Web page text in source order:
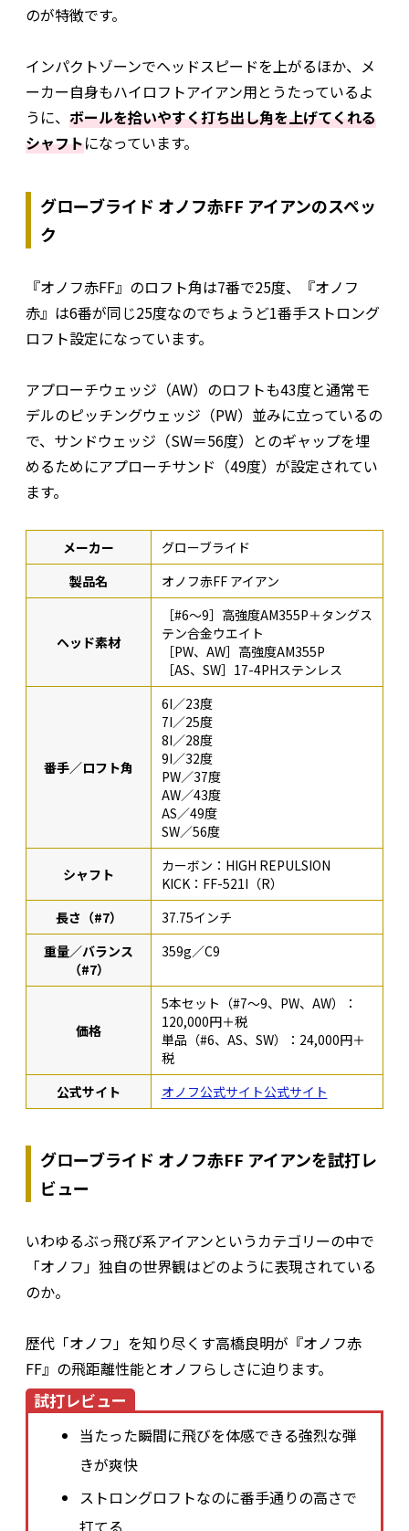
のが特徴です。
インパクトゾーンでヘッドスピードを上がるほか、メ
ーカー自身もハイロフトアイアン用とうたっているよ
うに、 ボールを拾いやすく打ち出し角を上げてくれる
シャフトになっています。
グローブライド オノフ赤FF アイアンのスペッ
ク
『オノフ赤FF』のロフト角は7番で25度、『オノフ
赤』は6番が同じ25度なのでちょうど1番手ストロング
ロフト設定になっています。
アプローチウェッジ（AW）のロフトも43度と通常モ
デルのピッチングウェッジ（PW）並みに立っているの
で、サンドウェッジ（SW＝56度）とのギャップを埋
めるためにアプローチサンド（49度）が設定されてい
ます。
メーカー
グローブライド
製品名
オノフ赤FF アイアン
ヘッド素材
［#6〜9］高強度AM355P＋タングス
テン合金ウエイト
［PW、AW］高強度AM355P
［AS、SW］17-4PHステンレス
番手／ロフト角
6I／23度
7I／25度
8I／28度
9I／32度
PW／37度
AW／43度
AS／49度
SW／56度
シャフト
カーボン：HIGH REPULSION
KICK：FF-521I（R）
長さ（#7）
37.75インチ
重量／バランス
（#7）
359g／C9
価格
5本セット（#7〜9、PW、AW）：
120,000円＋税
単品（#6、AS、SW）：24,000円＋
税
公式サイト
オノフ公式サイト公式サイト
グローブライド オノフ赤FF アイアンを試打レ
ビュー
いわゆるぶっ飛び系アイアンというカテゴリーの中で
「オノフ」独自の世界観はどのように表現されている
のか。
歴代「オノフ」を知り尽くす高橋良明が『オノフ赤
FF』の飛距離性能とオノフらしさに迫ります。
試打レビュー
当たった瞬間に飛びを体感できる強烈な弾
きが爽快
ストロングロフトなのに番手通りの高さで
打てる